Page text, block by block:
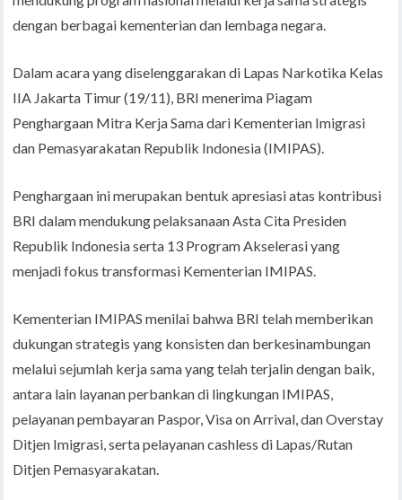
dengan berbagai kementerian dan lembaga negara.
Dalam acara yang diselenggarakan di Lapas Narkotika Kelas
IIA Jakarta Timur (19/11), BRI menerima Piagam
Penghargaan Mitra Kerja Sama dari Kementerian Imigrasi
dan Pemasyarakatan Republik Indonesia (IMIPAS).
Penghargaan ini merupakan bentuk apresiasi atas kontribusi
BRI dalam mendukung pelaksanaan Asta Cita Presiden
Republik Indonesia serta 13 Program Akselerasi yang
menjadi fokus transformasi Kementerian IMIPAS.
Kementerian IMIPAS menilai bahwa BRI telah memberikan
dukungan strategis yang konsisten dan berkesinambungan
melalui sejumlah kerja sama yang telah terjalin dengan baik,
antara lain layanan perbankan di lingkungan IMIPAS,
pelayanan pembayaran Paspor, Visa on Arrival, dan Overstay
Ditjen Imigrasi, serta pelayanan cashless di Lapas/Rutan
Ditjen Pemasyarakatan.